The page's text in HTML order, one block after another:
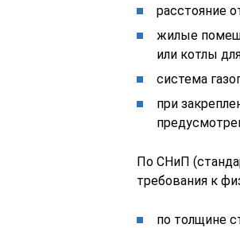
расстояние
жилые
или котлы
система
при
По СНиП
требования к
по толщине